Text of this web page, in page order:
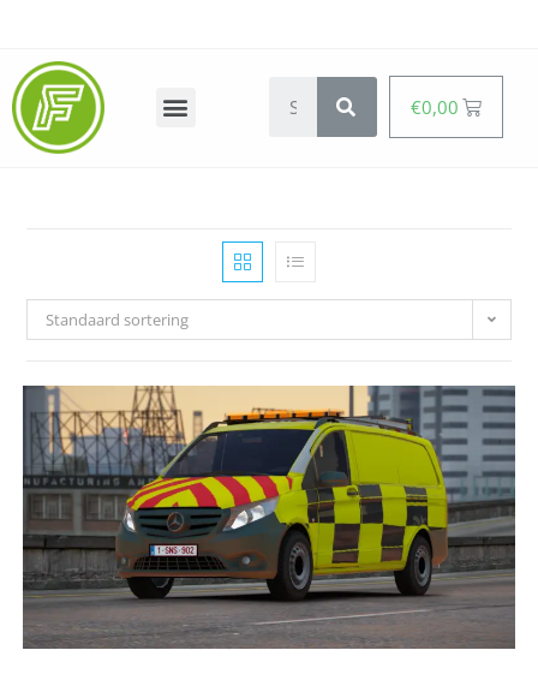
€0,00
Standaard sortering